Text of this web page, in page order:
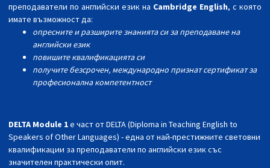
преподаватели по английски език на Cambridge English, с която
имате възможност да:
опресните и разширите знанията си за преподаване на
английски език
повишите квалификацията си
получите безсрочен, международно признат сертификат за
професионална компетентност
DELTA Module 1е част от DELTA (Diploma in Teaching English to
Speakers of Other Languages) - една от най-престижните световни
квалификации за преподаватели по английски език със
значителен практически опит.